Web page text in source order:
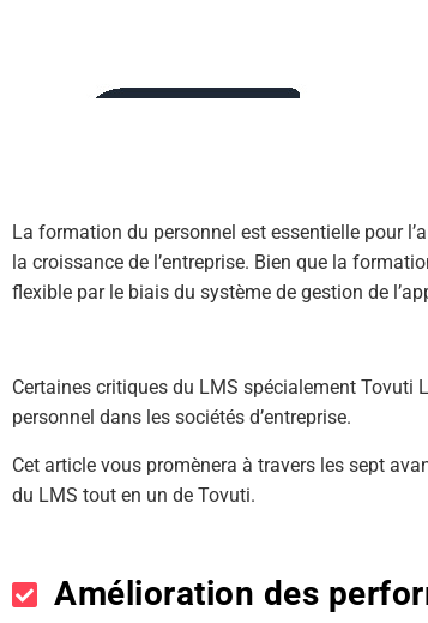
La formation du personnel est essentielle pour
la croissance de l’entreprise. Bien que la
flexible par le biais du système de gestion de
Certaines critiques du LMS spécialement Tovuti
personnel dans les sociétés d’entreprise.
Cet article vous promènera à travers les sept
du LMS tout en un de Tovuti.
Amélioration des